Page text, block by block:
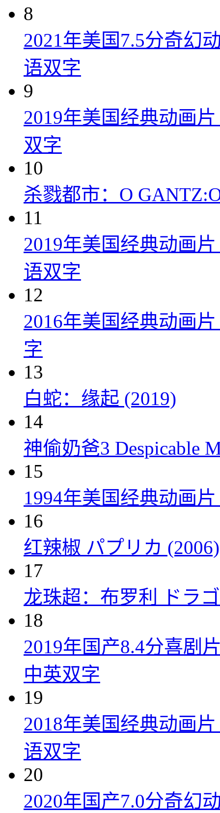
8
2021年美国7.5分奇幻
语双字
9
2019年美国经典动画
双字
10
杀戮都市：O
11
2019年美国经典动画
语双字
12
2016年美国经典动画
字
13
白蛇：缘起 (2019)
14
神偷奶爸3 Despicable
15
1994年美国经典动画
16
红辣椒 パプリカ (2006)
17
龙珠超：布罗利 ドラ
18
2019年国产8.4分喜剧
中英双字
19
2018年美国经典动画
语双字
20
2020年国产7.0分奇幻